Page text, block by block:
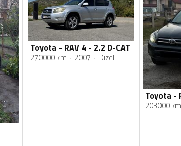
Toyota - RAV 4 - 2.2 D-CAT
270000 km 2007 Dizel
Toyota -
203000 km